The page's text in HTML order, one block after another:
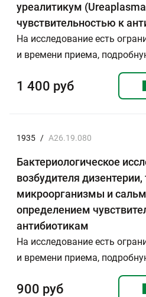
уреалитикум
чувствительностью к
На исследование есть
и времени приема,
1 400 руб
1935 / A26.19.080
Бактериологическое
возбудителя
микроорганизмы и
определением
антибиотикам
На исследование есть
и времени приема,
900 руб